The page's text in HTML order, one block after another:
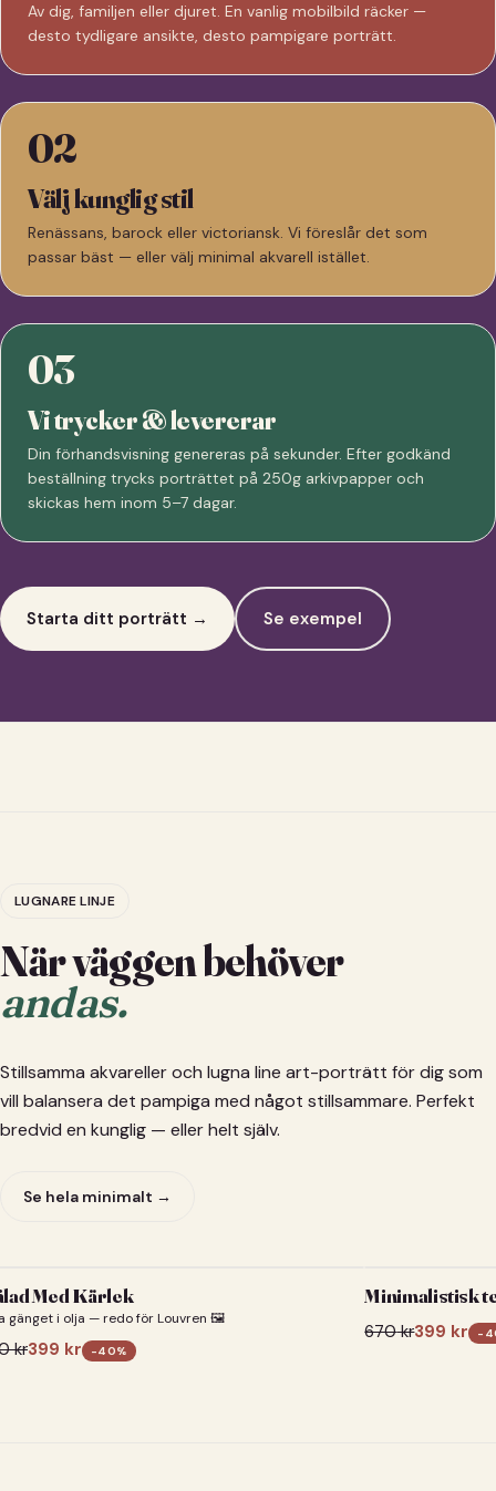
Av dig, familjen eller djuret. En vanlig mobilbild räcker —
desto tydligare ansikte, desto pampigare porträtt.
02
Välj kunglig stil
Renässans, barock eller victoriansk. Vi föreslår det som
passar bäst — eller välj minimal akvarell istället.
03
Vi trycker & levererar
Din förhandsvisning genereras på sekunder. Efter godkänd
beställning trycks porträttet på 250g arkivpapper och
skickas hem inom 5–7 dagar.
Starta ditt porträtt → Se exempel
LUGNARE LINJE
När väggen behöver
andas.
Stillsamma akvareller och lugna line art-porträtt för dig som
vill balansera det pampiga med något stillsammare. Perfekt
bredvid en kunglig — eller helt själv.
Se hela minimalt →
Med Kärlek
gänget i olja — redo för Louvren 🖼️
kr399 kr -40%
Minimalistisk
670kr399 kr -